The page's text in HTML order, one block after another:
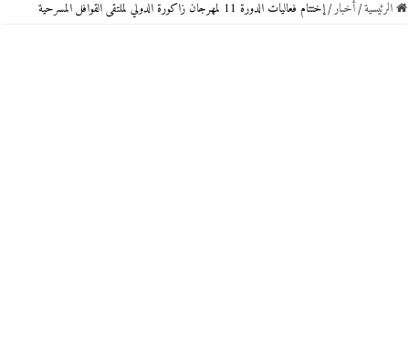
الرئيسية / أخبار /إختتام فعاليات الدورة 11 لمهرجان زاكورة الدولي لملتقى القوافل المسرحية